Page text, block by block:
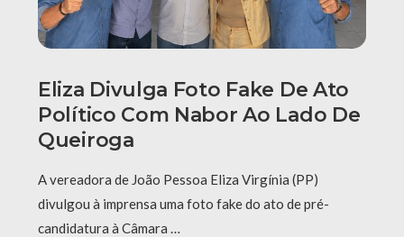
Eliza Divulga Foto Fake De Ato
Político Com Nabor Ao Lado De
Queiroga
A vereadora de João Pessoa Eliza Virgínia (PP)
divulgou à imprensa uma foto fake do ato de pré-
candidatura à Câmara …